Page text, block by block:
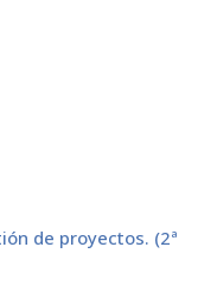
CALENDARIOS BASE
POR EL ESFUERZO
DE RECURSOS
de proyectos. (2ª